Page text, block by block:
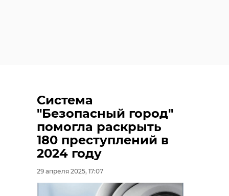
Система
"Безопасный город"
помогла раскрыть
180 преступлений в
2024 году
29 апреля 2025, 17:07